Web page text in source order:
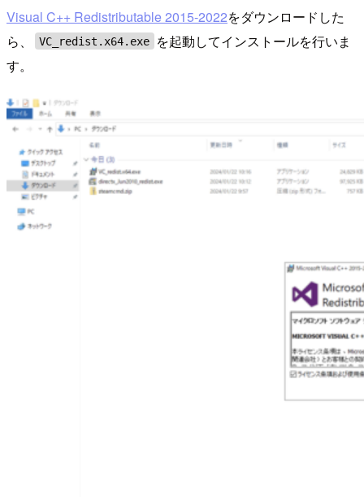
Visual C++ Redistributable 2015-2022をダウンロードした
ら、
VC_redist.x64.exe
を起動してインストールを行いま
す。